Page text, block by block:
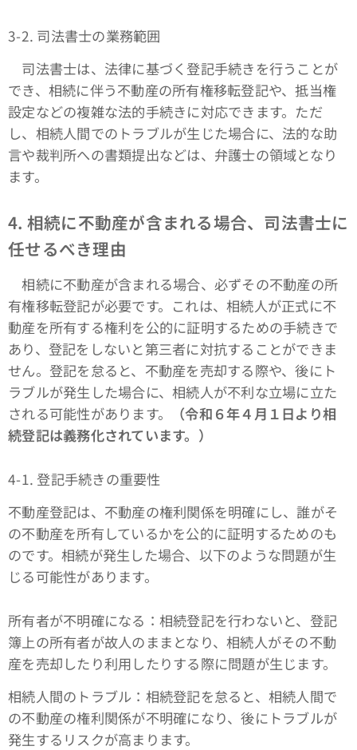
3-2. 司法書士の業務範囲
司法書士は、法律に基づく登記手続きを行うことが
でき、相続に伴う不動産の所有権移転登記や、抵当権
設定などの複雑な法的手続きに対応できます。ただ
し、相続人間でのトラブルが生じた場合に、法的な助
言や裁判所への書類提出などは、弁護士の領域となり
ます。
4. 相続に不動産が含まれる場合、司法書士に
任せるべき理由
相続に不動産が含まれる場合、必ずその不動産の所
有権移転登記が必要です。これは、相続人が正式に不
動産を所有する権利を公的に証明するための手続きで
あり、登記をしないと第三者に対抗することができま
せん。登記を怠ると、不動産を売却する際や、後にト
ラブルが発生した場合に、相続人が不利な立場に立た
される可能性があります。
（令和６年４月１日より相
続登記は義務化されています。）
4-1. 登記手続きの重要性
不動産登記は、不動産の権利関係を明確にし、誰がそ
の不動産を所有しているかを公的に証明するためのも
のです。相続が発生した場合、以下のような問題が生
じる可能性があります。
所有者が不明確になる：相続登記を行わないと、登記
簿上の所有者が故人のままとなり、相続人がその不動
産を売却したり利用したりする際に問題が生じます。
相続人間のトラブル：相続登記を怠ると、相続人間で
の不動産の権利関係が不明確になり、後にトラブルが
発生するリスクが高まります。